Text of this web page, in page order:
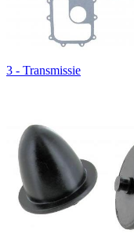
3 - Transmissie